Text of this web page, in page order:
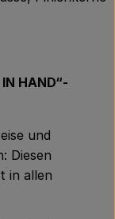
HAND“-
und
Diesen
in allen